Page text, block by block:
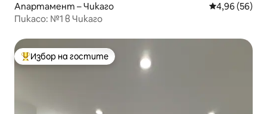
Апартамент – Чикаго Средна
4,96 (56)
Пикасо: №1 в Чикаго
Най-популярен избор на гостите
Избор на гостите